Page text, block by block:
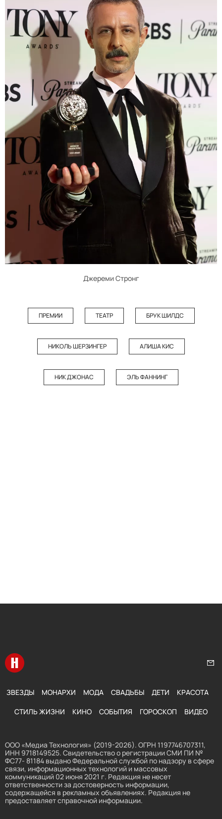
Джереми Стронг
ПРЕМИИ ТЕАТР БРУК ШИЛДС
НИКОЛЬ ШЕРЗИНГЕР АЛИША КИС
НИК ДЖОНАС ЭЛЬ ФАННИНГ
Перейти на главную
ЗВЕЗДЫ МОНАРХИ МОДА СВАДЬБЫ ДЕТИ КРАСОТА
СТИЛЬ ЖИЗНИ КИНО СОБЫТИЯ ГОРОСКОП ВИДЕО
ООО «Медиа Технология» (2019-2026). ОГРН 1197746707311,
ИНН 9718149525. Свидетельство о регистрации СМИ ПИ №
ФС77- 81184 выдано Федеральной службой по надзору в сфере
связи, информационных технологий и массовых
коммуникаций 02 июня 2021 г. Редакция не несет
ответственности за достоверность информации,
содержащейся в рекламных объявлениях. Редакция не
предоставляет справочной информации.